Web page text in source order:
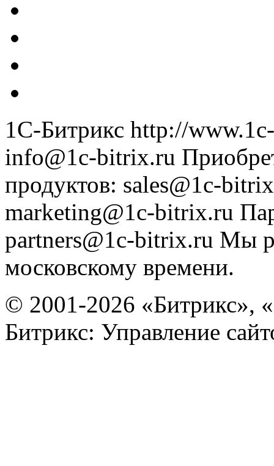
1С-Битрикс http://
info@1c-bitrix.ru
продуктов: sales@1c-
marketing@1c-bitrix.ru
partners@1c-bitrix.ru Мы
московскому времени.
© 2001-2026 «Битрикс»,
Битрикс: Управление